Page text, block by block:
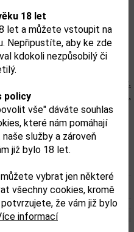
18 let
let a můžete vstoupit na
Nepřipustíte, aby ke zde
kdokoli nezpůsobilý či
policy
vše" dáváte souhlas
které nám pomáhají
služby a zároveň
již bylo 18 let.
vybrat jen některé
všechny cookies, kromě
že vám již bylo
informací
sladké chuti roztočí
22 Habanero Gin dáte
gin&tonic. Ochutnejte tenhle
jen po 500 lahvích.
môže obsahovať alergény.
dispozícii na obale výrobku.
0,5